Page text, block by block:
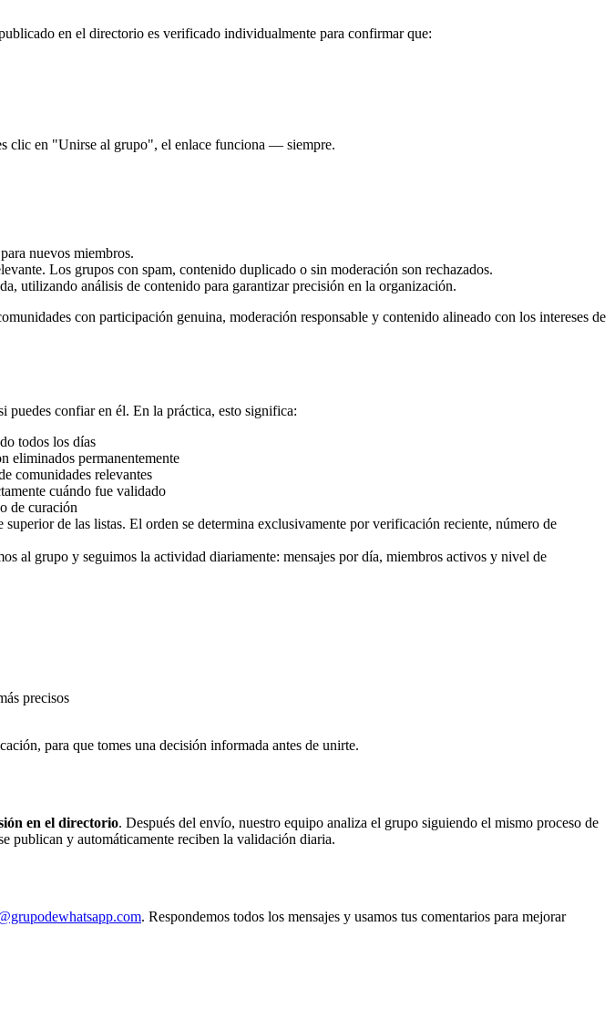
en el directorio es verificado individualmente para confirmar que:
clic en "Unirse al grupo", el enlace funciona — siempre.
nuevos miembros.
Los grupos con spam, contenido duplicado o sin moderación son rechazados.
utilizando análisis de contenido para garantizar precisión en la organización.
con participación genuina, moderación responsable y contenido alineado con los intereses de
puedes confiar en él. En la práctica, esto significa:
todos los días
eliminados permanentemente
comunidades relevantes
cuándo fue validado
de curación
de las listas. El orden se determina exclusivamente por verificación reciente, número de
al grupo y seguimos la actividad diariamente: mensajes por día, miembros activos y nivel de
precisos
para que tomes una decisión informada antes de unirte.
en el directorio. Después del envío, nuestro equipo analiza el grupo siguiendo el mismo proceso de
publican y automáticamente reciben la validación diaria.
. Respondemos todos los mensajes y usamos tus comentarios para mejorar